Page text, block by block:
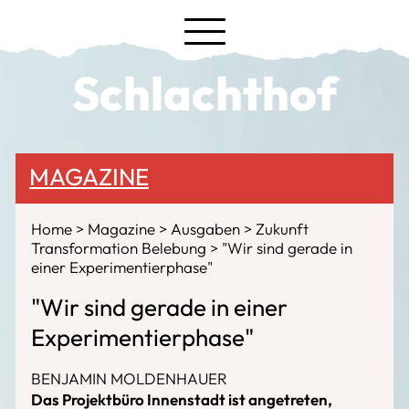
Schlachthof
MAGAZINE
Home Magazine Ausgaben
Zukunft
Transformation Belebung
"Wir sind gerade in
einer Experimentierphase"
"Wir sind gerade in einer
Experimentierphase"
BENJAMIN MOLDENHAUER
Das Projektbüro Innenstadt ist angetreten,